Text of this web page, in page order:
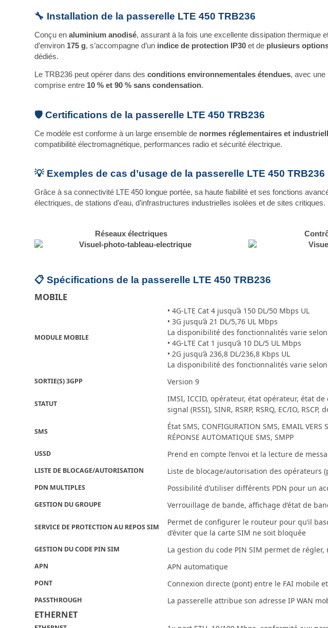
🔧 Installation de la passerelle LTE 450 TRB236
Conçu enaluminium anodisé, assurant à la fois une excellente dissipation thermique
d’environ 175 g, s’accompagne d’un indice de protection IP30 et de plusieurs
dédiés.
Le TRB236 peut opérer dans desconditions environnementales étendues, avec une
comprise entre 10 % et 90 % sans condensation.
🛡️ Certifications de la passerelle LTE 450 TRB236
Ce modèle est conforme à un large ensemble de normes réglementaires et
compatibilité électromagnétique, performances radio et sécurité électrique.
💡 Exemples de cas d’usage de la passerelle LTE 450 TRB236
Grâce à sa connectivité LTE 450 longue portée, sa haute fiabilité et ses fonctions
électriques, de stations d’eau, d’infrastructures industrielles isolées et de sites critiques.
Réseaux électriques
📋 Spécifications de la passerelle LTE 450 TRB236
MOBILE
MODULE MOBILE
• 4G-LTE Cat 4 jusqu’à 150 DL/50 Mbps UL
• 3G jusqu’à 21 DL/5,76 UL Mbps
La disponibilité des fonctionnalités varie
• 4G-LTE Cat 1 jusqu’à 10 DL/5 UL Mbps
• 2G jusqu’à 236,8 DL/236,8 Kbps UL
La disponibilité des fonctionnalités varie
SORTIE(S) 3GPP Version 9
STATUT
IMSI, ICCID, opérateur, état opérateur, état
signal (RSSI), SINR, RSRP, RSRQ, EC/IO,
SMS
État SMS, CONFIGURATION SMS, EMAIL VERS
RÉPONSE AUTOMATIQUE SMS, SMPP
USSD Prend en compte l’envoi et la lecture de
LISTE DE BLOCAGE/AUTORISATION Liste de blocage/autorisation des opérateurs
PDN MULTIPLES Possibilité d’utiliser différents PDN pour un
GESTION DU GROUPE Verrouillage de bande, affichage d’état de
SERVICE DE PROTECTION AU REPOS SIM
Permet de configurer le routeur pour qu’il
d’éviter que la carte SIM ne soit bloquée
GESTION DU CODE PIN SIM La gestion du code PIN SIM permet de
APN APN automatique
PONT Connexion directe (pont) entre le FAI mobile
PASSTHROUGH La passerelle attribue son adresse IP WAN
ETHERNET